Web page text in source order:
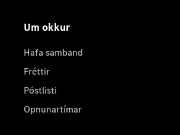
Um okkur
Hafa samband
Fréttir
Póstlisti
Opnunartímar